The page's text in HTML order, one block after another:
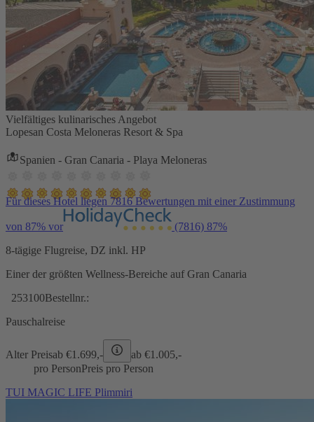
Vielfältiges kulinarisches Angebot
Lopesan Costa Meloneras Resort & Spa
Spanien - Gran Canaria - Playa Meloneras
Für dieses Hotel liegen 7816 Bewertungen mit einer Zustimmung
von 87% vor (7816) 87%
8-tägige Flugreise, DZ inkl. HP
Einer der größten Wellness-Bereiche auf Gran Canaria
253100Bestellnr.:
Pauschalreise
Alter Preisab €1.699,- ab €1.005,-
pro PersonPreis pro Person
TUI MAGIC LIFE Plimmiri